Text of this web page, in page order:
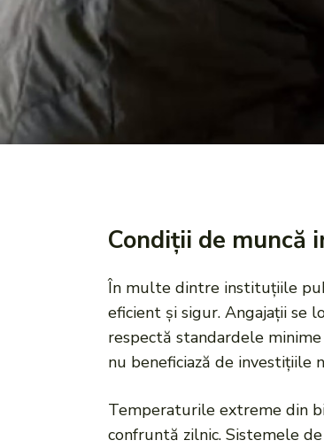
Condiții de muncă
În multe dintre instituțiile
eficient și sigur. Angajații se
respectă standardele
nu beneficiază de investițiile
Temperaturile extreme din
confruntă zilnic. Sistemele